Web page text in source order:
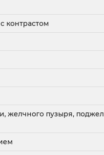
контрастом
желчного пузыря, поджел